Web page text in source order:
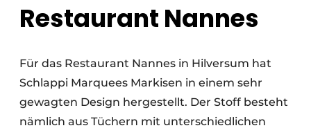
Restaurant Nannes
Für das Restaurant Nannes in Hilversum hat
Schlappi Marquees Markisen in einem sehr
gewagten Design hergestellt. Der Stoff besteht
nämlich aus Tüchern mit unterschiedlichen